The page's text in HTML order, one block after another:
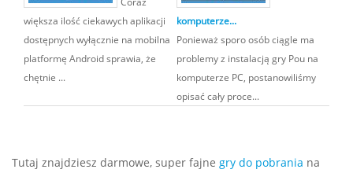
większa ilość ciekawych aplikacji
dostępnych wyłącznie na mobilna
platformę Android sprawia, że
chętnie ...
komputerze...
Ponieważ sporo osób ciągle ma
problemy z instalacją gry Pou na
komputerze PC, postanowiliśmy
opisać cały proce...
Tutaj znajdziesz darmowe, super fajne gry do pobrania na